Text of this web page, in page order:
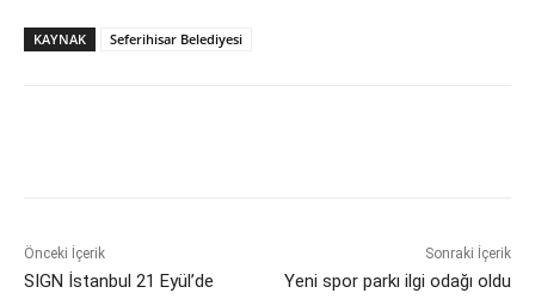
KAYNAK Seferihisar Belediyesi
Önceki İçerik
SIGN İstanbul 21 Eyül’de
Sonraki İçerik
Yeni spor parkı ilgi odağı oldu